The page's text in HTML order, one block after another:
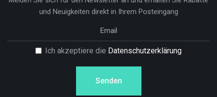
und Neuigkeiten direkt in Ihrem Posteingang
Ich akzeptiere die Datenschutzerklärung
Senden